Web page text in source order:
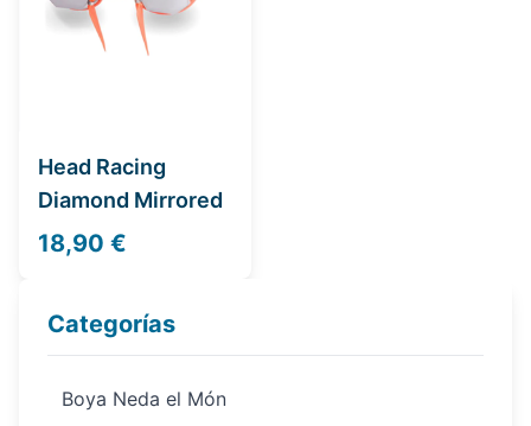
Categorías
Boya Neda el Món
Head Racing
Diamond Mirrored
18,90 €